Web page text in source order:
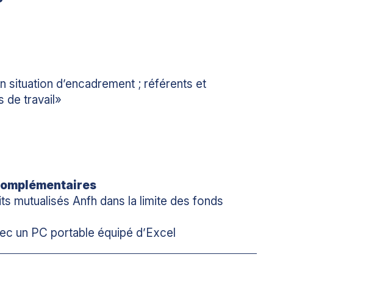
situation d’encadrement ; référents et
de travail»
mutualisés Anfh dans la limite des fonds
un PC portable équipé d’Excel